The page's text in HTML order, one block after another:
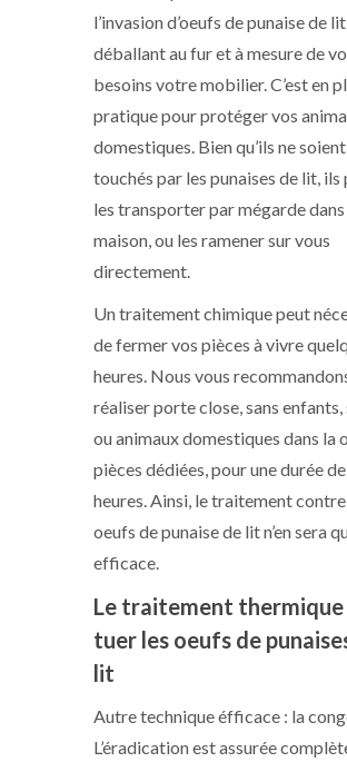
l’invasion d’oeufs de punaise de
déballant au fur et à mesure de
besoins votre mobilier. C’est en
pratique pour protéger vos
domestiques. Bien qu’ils ne
touchés par les punaises de lit, ils
les transporter par mégarde
maison, ou les ramener sur vous
directement.
Un traitement chimique peut
de fermer vos pièces à vivre
heures. Nous vous
réaliser porte close, sans enfants,
ou animaux domestiques dans la
pièces dédiées, pour une durée
heures. Ainsi, le traitement contre
oeufs de punaise de lit n’en sera
efficace.
Le traitement
tuer les oeufs de
lit
Autre technique éfficace : la
L’éradication est assurée